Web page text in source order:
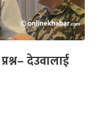
देउवालाई